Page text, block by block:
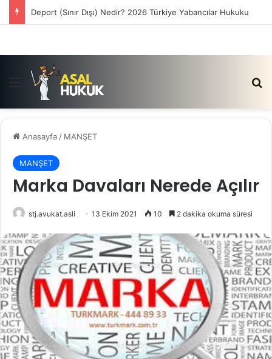
Deport (Sınır Dışı) Nedir? 2026 Türkiye Yabancılar Hukuku
Menü
Anasayfa / MANŞET
MANŞET
Marka Davaları Nerede Açılır
stj.avukat.asli 13 Ekim 2021 10 2 dakika okuma süresi